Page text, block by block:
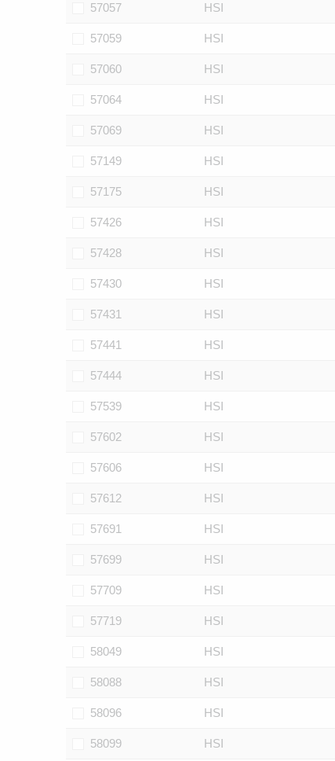
57057 HSI
57059 HSI
57060 HSI
57064 HSI
57069 HSI
57149 HSI
57175 HSI
57426 HSI
57428 HSI
57430 HSI
57431 HSI
57441 HSI
57444 HSI
57539 HSI
57602 HSI
57606 HSI
57612 HSI
57691 HSI
57699 HSI
57709 HSI
57719 HSI
58049 HSI
58088 HSI
58096 HSI
58099 HSI